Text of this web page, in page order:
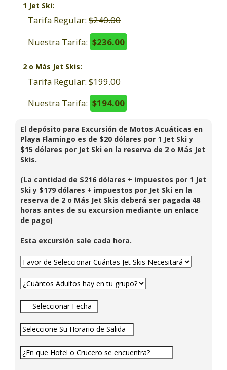
1 Jet Ski:
Tarifa Regular: $240.00
Nuestra Tarifa: $236.00
2 o Más Jet Skis:
Tarifa Regular: $199.00
Nuestra Tarifa: $194.00
El depósito para Excursión de Motos Acuáticas en
Playa Flamingo es de $20 dólares por 1 Jet Ski y
$15 dólares por Jet Ski en la reserva de 2 o Más Jet
Skis.
(La cantidad de $216 dólares + impuestos por 1 Jet
Ski y $179 dólares + impuestos por Jet Ski en la
reserva de 2 o Más Jet Skis deberá ser pagada 48
horas antes de su excursion mediante un enlace
de pago)
Esta excursión sale cada hora.